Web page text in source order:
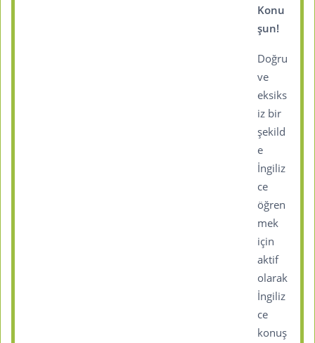
Konu
şun!
Doğru
ve
eksiks
iz bir
şekild
e
İngiliz
ce
öğren
mek
için
aktif
olarak
İngiliz
ce
konuş